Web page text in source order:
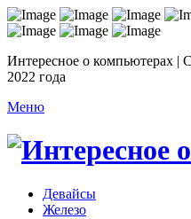
Интересное о компьютерах |
2022 года
Меню
Девайсы
Железо